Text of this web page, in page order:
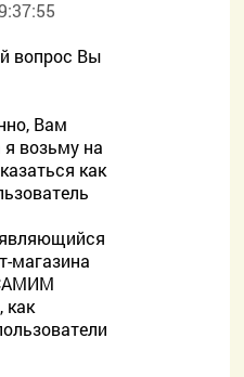
вопрос Вы
Вам
я возьму на
как
магазина
как